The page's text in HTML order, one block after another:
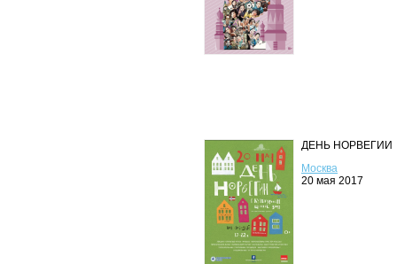
ДЕНЬ НОРВЕГИИ
Москва
20 мая 2017